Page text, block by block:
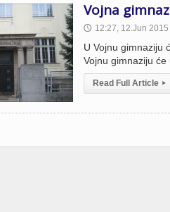
Vojna
🕔 12:27, 12.Jun 2015
U Vojnu gimnaziju
Vojnu gimnaziju
Read Full Article ▸